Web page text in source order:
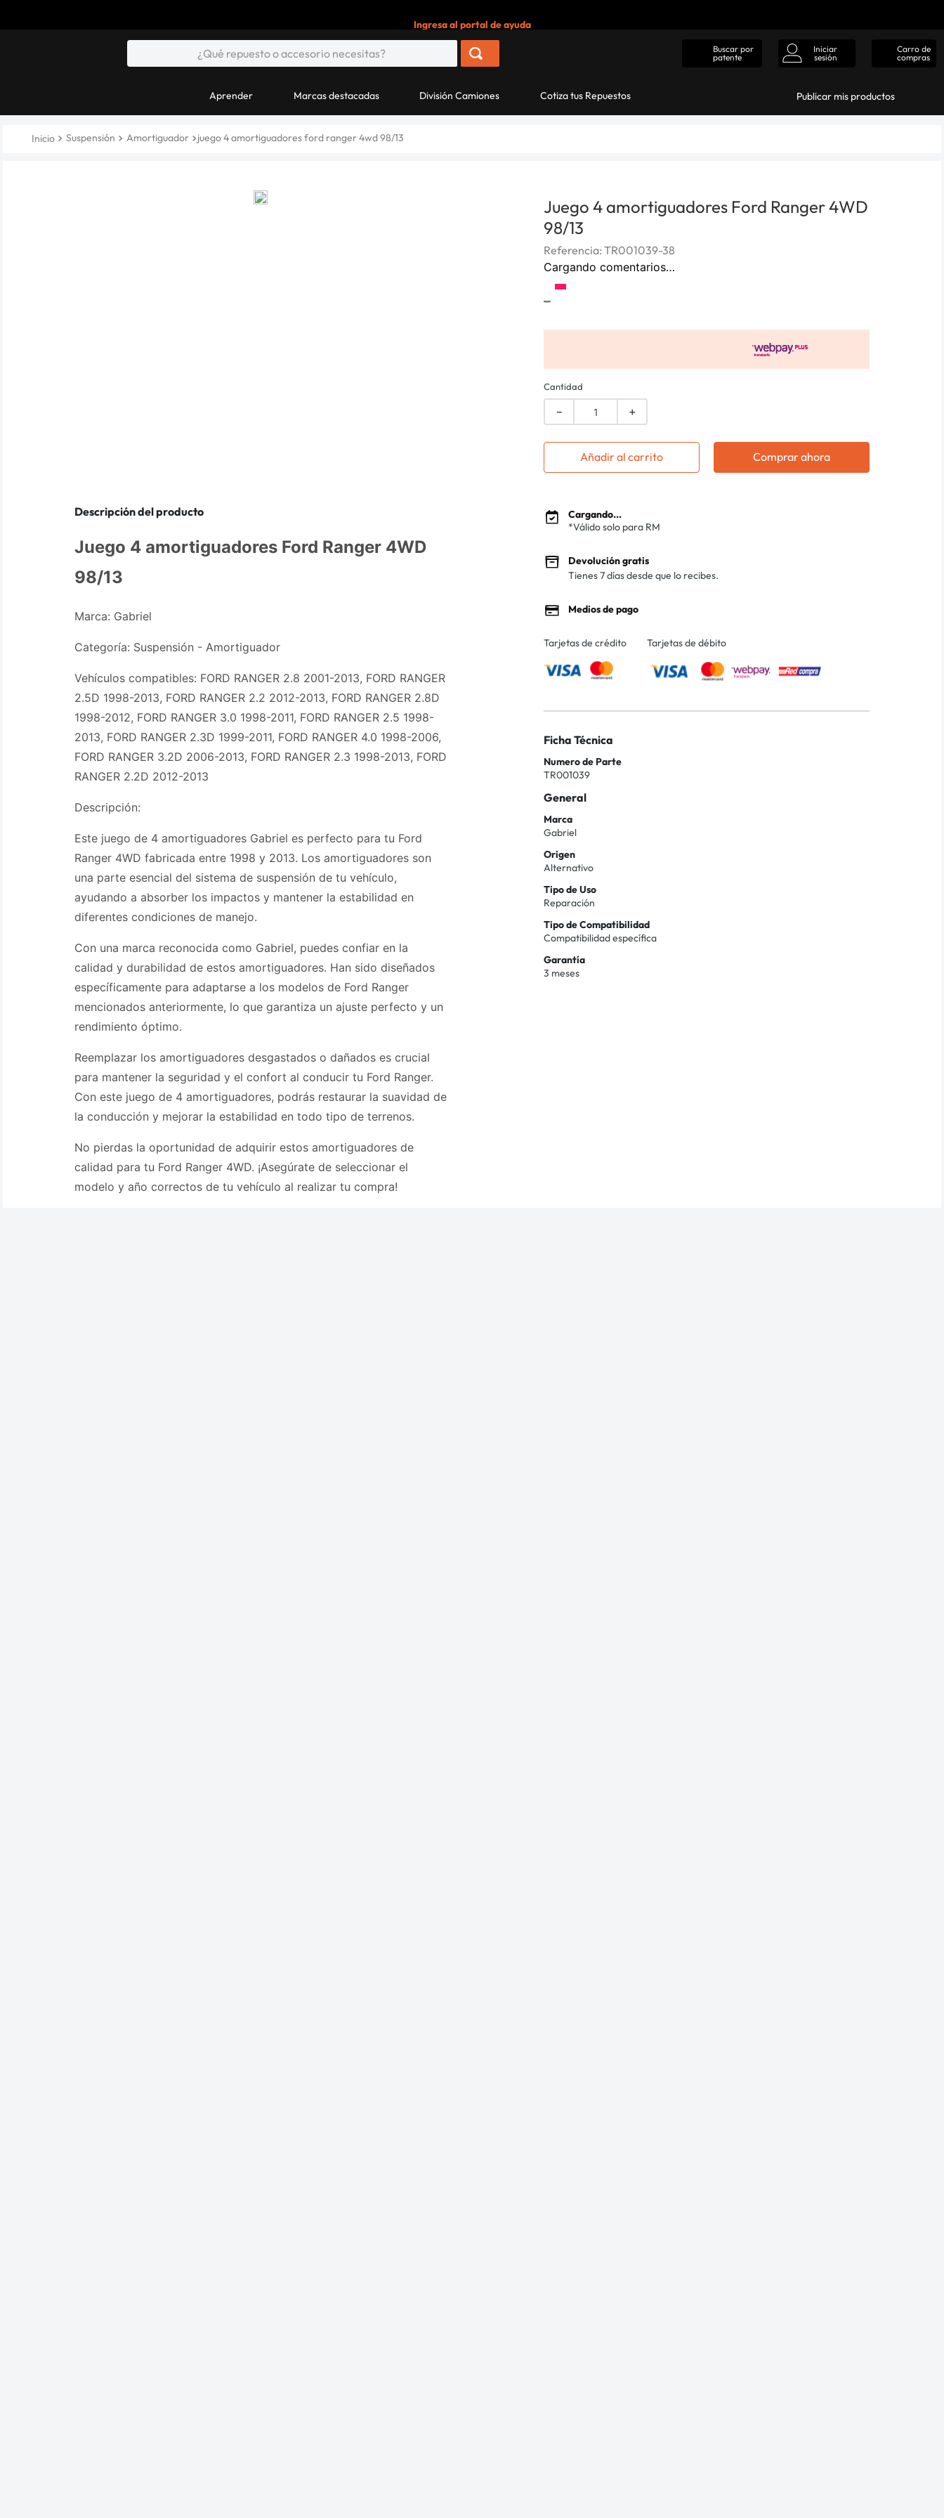
Ingresa al portal de ayuda
Buscar por
patente
Iniciar
sesión
Carro de
compras
Aprender Marcas destacadas División Camiones Cotiza tus Repuestos Publicar mis productos
Suspensión Amortiguador juego 4 amortiguadores ford ranger 4wd 98/13
Descripción del producto
Juego 4 amortiguadores Ford Ranger 4WD
98/13
Marca: Gabriel
Categoría: Suspensión - Amortiguador
Vehículos compatibles: FORD RANGER 2.8 2001-2013, FORD RANGER
2.5D 1998-2013, FORD RANGER 2.2 2012-2013, FORD RANGER 2.8D
1998-2012, FORD RANGER 3.0 1998-2011, FORD RANGER 2.5 1998-
2013, FORD RANGER 2.3D 1999-2011, FORD RANGER 4.0 1998-2006,
FORD RANGER 3.2D 2006-2013, FORD RANGER 2.3 1998-2013, FORD
RANGER 2.2D 2012-2013
Descripción:
Este juego de 4 amortiguadores Gabriel es perfecto para tu Ford
Ranger 4WD fabricada entre 1998 y 2013. Los amortiguadores son
una parte esencial del sistema de suspensión de tu vehículo,
ayudando a absorber los impactos y mantener la estabilidad en
diferentes condiciones de manejo.
Con una marca reconocida como Gabriel, puedes confiar en la
calidad y durabilidad de estos amortiguadores. Han sido diseñados
específicamente para adaptarse a los modelos de Ford Ranger
mencionados anteriormente, lo que garantiza un ajuste perfecto y un
rendimiento óptimo.
Reemplazar los amortiguadores desgastados o dañados es crucial
para mantener la seguridad y el confort al conducir tu Ford Ranger.
Con este juego de 4 amortiguadores, podrás restaurar la suavidad de
la conducción y mejorar la estabilidad en todo tipo de terrenos.
No pierdas la oportunidad de adquirir estos amortiguadores de
calidad para tu Ford Ranger 4WD. ¡Asegúrate de seleccionar el
modelo y año correctos de tu vehículo al realizar tu compra!
Juego 4 amortiguadores Ford Ranger 4WD
98/13
Referencia: TR001039-38
Cargando comentarios…
-
Cantidad
＋
－
Añadir al carrito Comprar ahora
Cargando...
*Válido solo para RM
Devolución gratis
Tienes 7 días desde que lo recibes.
Medios de pago
Tarjetas de crédito Tarjetas de débito
Ficha Técnica
Numero de Parte
TR001039
General
Marca
Gabriel
Origen
Alternativo
Tipo de Uso
Reparación
Tipo de Compatibilidad
Compatibilidad específica
Garantía
3 meses